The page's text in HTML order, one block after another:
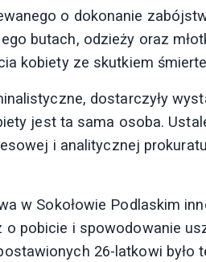
o dokonanie
butach, odzieży oraz
kobiety ze skutkiem
dostarczyły
jest ta sama osoba.
i analitycznej
w Sokołowie Podlaskim
pobicie i spowodowanie
26-latkowi było